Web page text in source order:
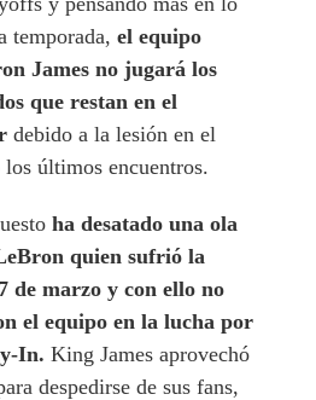
temporada,el equipo
James no jugará los
que restan en el
debido a la lesión en el
últimos encuentros.
ha desatado una ola
quien sufrió la
de marzo y con ello no
el equipo en la lucha por
In. King James aprovechó
despedirse de sus fans,